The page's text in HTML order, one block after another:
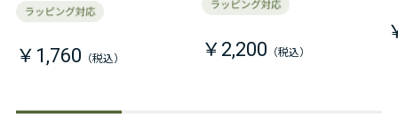
￥1,760 ￥2,200